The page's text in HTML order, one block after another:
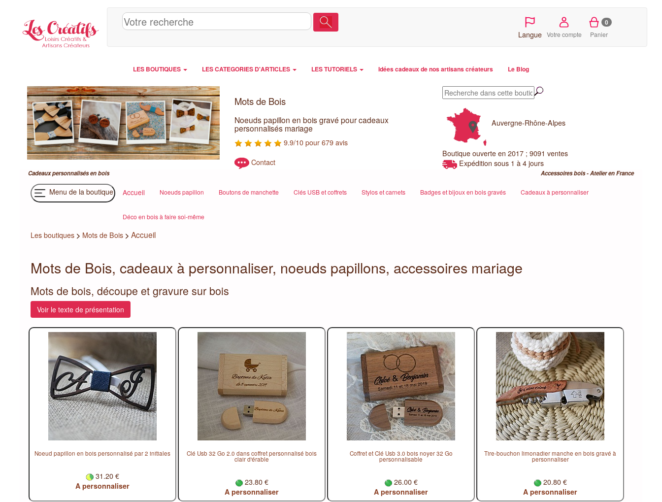
Langue Votre compte
0
Panier
LES BOUTIQUES LES CATEGORIES D'ARTICLES LES TUTORIELS Idées cadeaux de nos artisans créateurs Le Blog
Mots de Bois
Noeuds papillon en bois gravé pour cadeaux
personnalisés mariage
9.9/10 pour 679 avis
Contact
Auvergne-Rhône-Alpes
Boutique ouverte en 2017 ; 9091 ventes
Expédition sous 1 à 4 jours
Cadeaux personnalisés en bois Accessoires bois - Atelier en France
Menu de la boutique Accueil Noeuds papillon Boutons de manchette Clés USB et coffrets Stylos et carnets Badges et bijoux en bois gravés Cadeaux à personnaliser
Déco en bois à faire soi-même
Les boutiques > Mots de Bois > Accueil
Mots de Bois, cadeaux à personnaliser, noeuds papillons, accessoires mariage
Mots de bois, découpe et gravure sur bois
Voir le texte de présentation
Noeud papillon en bois personnalisé par 2 initiales
31.20 €
A personnaliser
Clé Usb 32 Go 2.0 dans coffret personnalisé bois
clair d'érable
23.80 €
A personnaliser
Coffret et Clé Usb 3.0 bois noyer 32 Go
personnalisable
26.00 €
A personnaliser
Tire-bouchon limonadier manche en bois gravé à
personnaliser
20.80 €
A personnaliser